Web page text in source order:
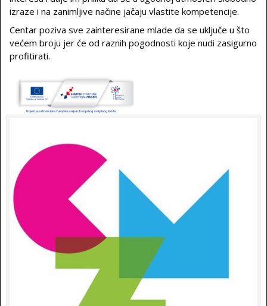
izraze i na zanimljive načine jačaju vlastite kompetencije.
Centar poziva sve zainteresirane mlade da se uključe u što
većem broju jer će od raznih pogodnosti koje nudi zasigurno
profitirati.